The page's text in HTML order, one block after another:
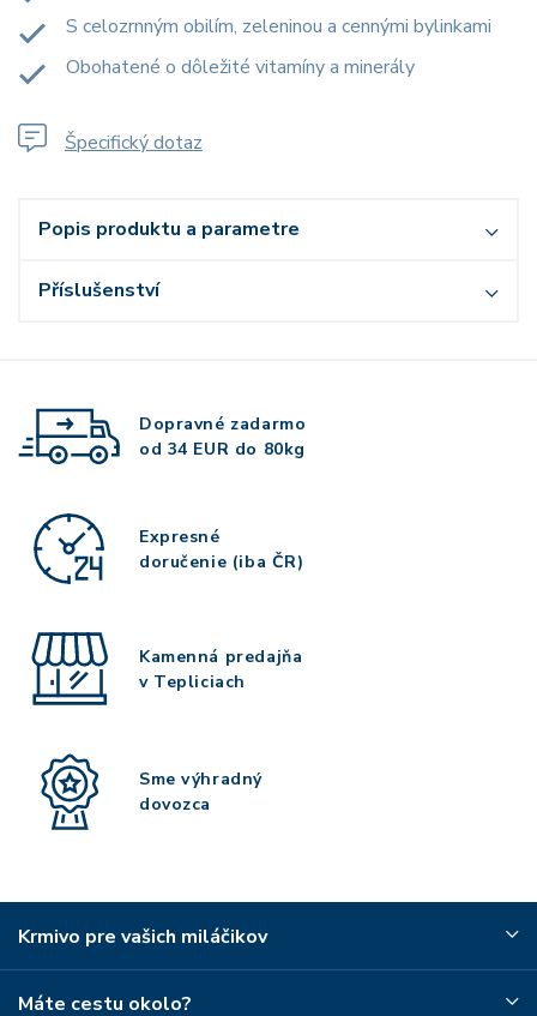
S celozrnným obilím, zeleninou a cennými bylinkami
Obohatené o dôležité vitamíny a minerály
Špecifický dotaz
Popis produktu a parametre
Příslušenství
Dopravné zadarmo
od 34 EUR do 80kg
Expresné
doručenie (iba ČR)
Kamenná predajňa
v Tepliciach
Sme výhradný
dovozca
Krmivo pre vašich miláčikov
Máte cestu okolo?